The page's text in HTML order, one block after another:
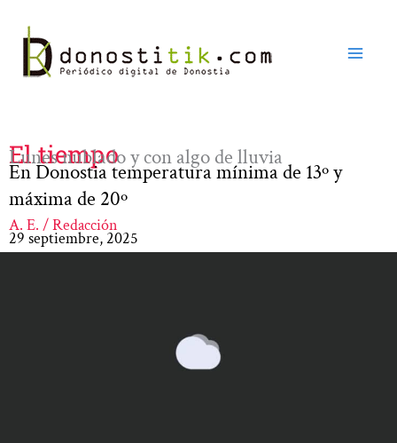
contenido
El tiempo
Lunes nublado y con algo de lluvia
En Donostia temperatura mínima de 13º y
máxima de 20º
A. E. / Redacción
29 septiembre, 2025